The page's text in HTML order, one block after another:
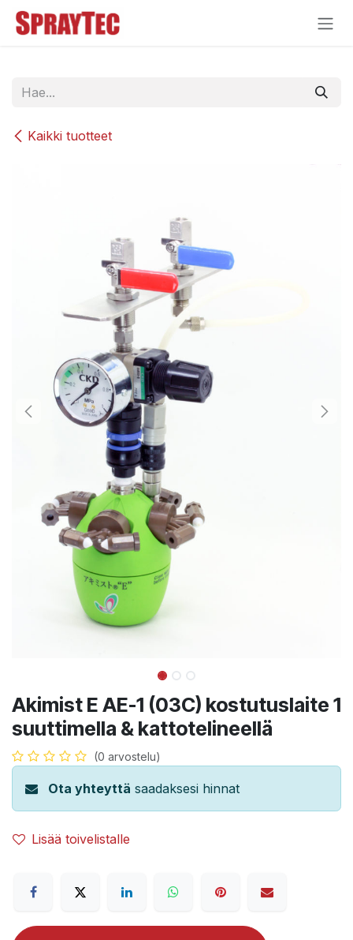
Siirry sisältöön
Kaikki tuotteet
Akimist E AE-1 (03C) kostutuslaite 1
suuttimella & kattotelineellä
(0 arvostelu)
Ota yhteyttä saadaksesi hinnat
Lisää toivelistalle